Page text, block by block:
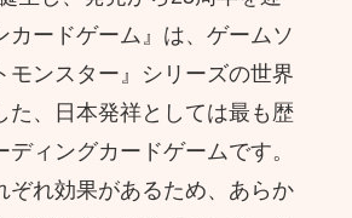
カードゲーム』は、ゲームソ
モンスター』シリーズの世界
た、日本発祥としては最も歴
ディングカードゲームです。
ぞれ効果があるため、あらか